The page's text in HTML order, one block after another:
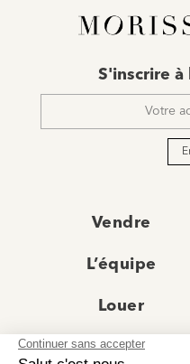
mail
S'inscrire
Vendre
L’équipe
Louer
Actualités